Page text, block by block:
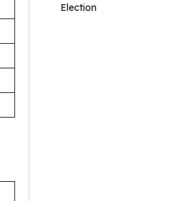
Election